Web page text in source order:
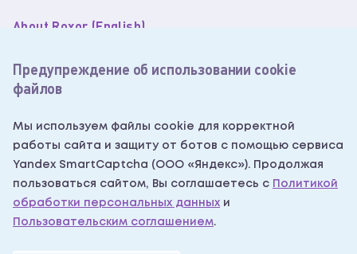
About Roxor (English)
Политика обработки персональных данных
Согласие на обработку персональных данных
Согласие на получение рекламных рассылок
Написать нам
Предупреждение об использовании cookie
файлов
Мы используем файлы cookie для корректной
работы сайта и защиту от ботов с помощью сервиса
Yandex SmartCaptcha (ООО «Яндекс»). Продолжая
пользоваться сайтом, Вы соглашаетесь с Политикой
обработки персональных данных и
Пользовательским соглашением.